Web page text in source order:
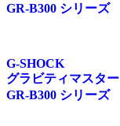
GR-B300 シリーズ
G-SHOCK
グラビティマスター
GR-B300 シリーズ